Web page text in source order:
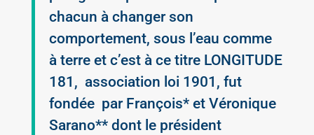
chacun à changer son
comportement, sous l’eau comme
à terre et c’est à ce titre LONGITUDE
181, association loi 1901, fut
fondée par François* et Véronique
Sarano** dont le président